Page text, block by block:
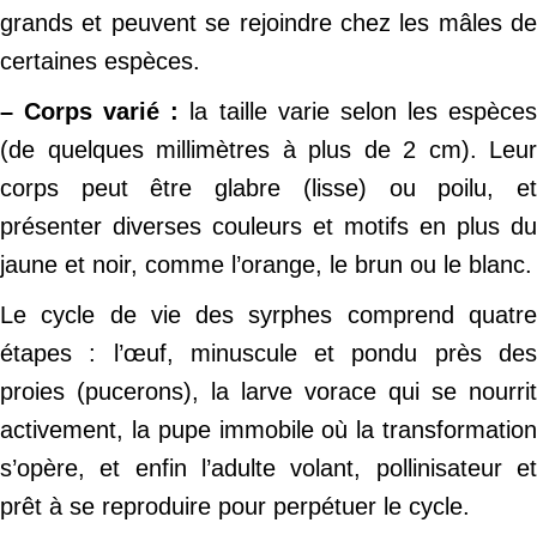
grands et peuvent se rejoindre chez les mâles de
certaines espèces.
– Corps varié :
la taille varie selon les espèces
(de quelques millimètres à plus de 2 cm). Leur
corps peut être glabre (lisse) ou poilu, et
présenter diverses couleurs et motifs en plus du
jaune et noir, comme l’orange, le brun ou le blanc.
Le cycle de vie des syrphes comprend quatre
étapes : l’œuf, minuscule et pondu près des
proies (pucerons), la larve vorace qui se nourrit
activement, la pupe immobile où la transformation
s’opère, et enfin l’adulte volant, pollinisateur et
prêt à se reproduire pour perpétuer le cycle.